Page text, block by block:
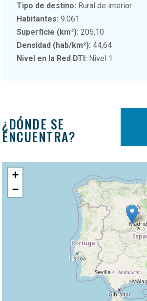
Tipo de destino: Rural de interior
Habitantes: 9.061
Superficie (km²): 205,10
Densidad (hab/km²): 44,64
Nivel en la Red DTI: Nivel 1
¿DÓNDE SE
ENCUENTRA?
+
−